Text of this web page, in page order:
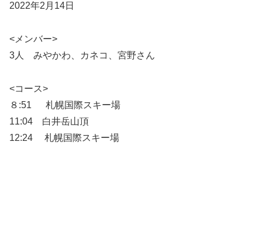
2022年2月14日
<メンバー>
3人 みやかわ、カネコ、宮野さん
<コース>
８:51 札幌国際スキー場
11:04 白井岳山頂
12:24 札幌国際スキー場